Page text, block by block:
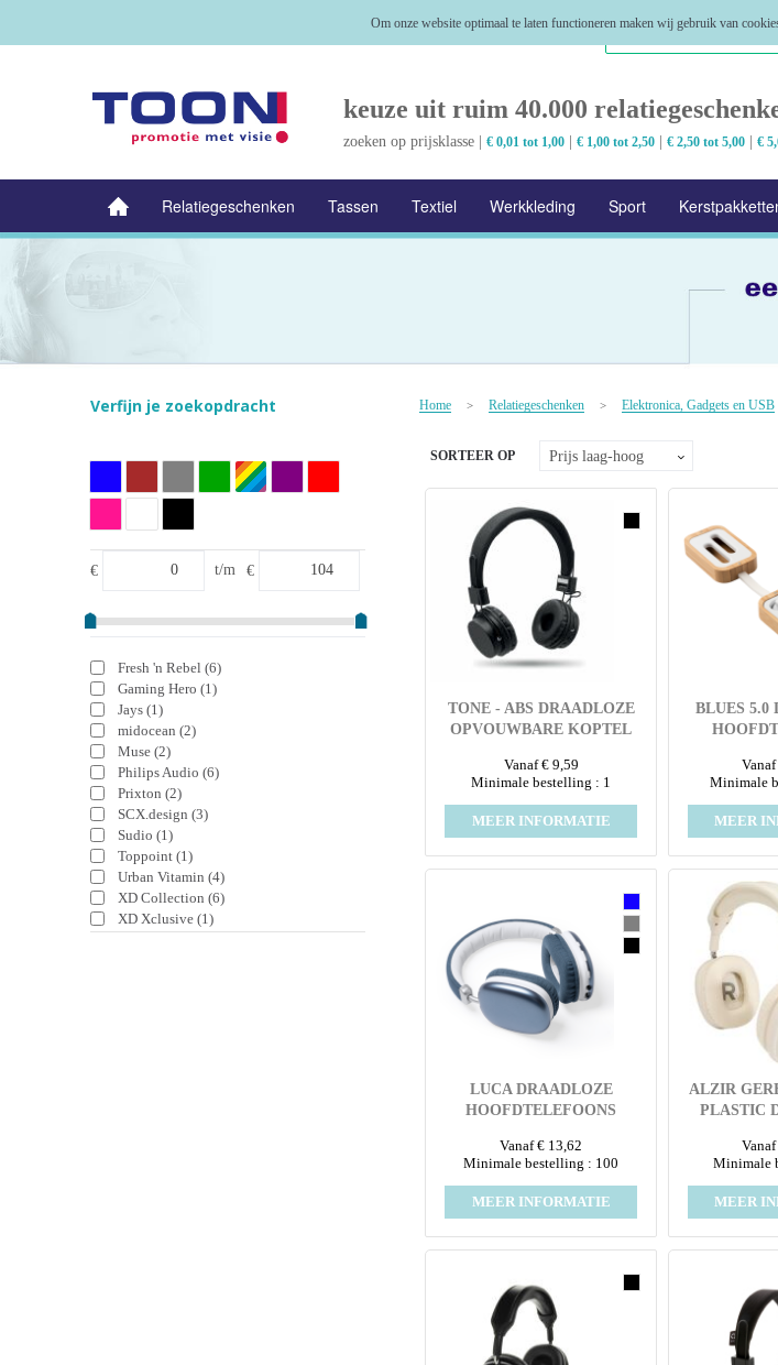
keuze uit ruim 40.000
zoeken op prijsklasse | € 0,01 tot 1,00| € 1,00 tot 2,50| € 2,50 tot 5,00| €
Relatiegeschenken Tassen Textiel Werkkleding Sport
Verfijn je zoekopdracht
€ t/m €
Fresh 'n Rebel (6)
Gaming Hero (1)
Jays (1)
midocean (2)
Muse (2)
Philips Audio (6)
Prixton (2)
SCX.design (3)
Sudio (1)
Toppoint (1)
Urban Vitamin (4)
XD Collection (6)
XD Xclusive (1)
Home > Relatiegeschenken > Elektronica, Gadgets en USB
SORTEER OP
TONE - ABS DRAADLOZE
OPVOUWBARE KOPTEL
Vanaf € 9,59
Minimale bestelling : 1
MEER INFORMATIE
BLUES 5.0
Minimale
MEER
LUCA DRAADLOZE
HOOFDTELEFOONS
Vanaf € 13,62
Minimale bestelling : 100
MEER INFORMATIE
ALZIR
PLASTIC
Minimale
MEER
Om onze website optimaal te laten functioneren maken wij gebruik van